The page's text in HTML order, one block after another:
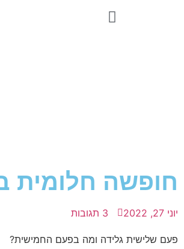
חופשה חלומית
יוני 27, 2022 3 תגובות
פעם שלישית גלידה ומה בפעם החמישית?